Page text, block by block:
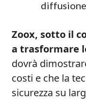
Zoox, sotto il
a trasformare
dovrà
costi e che la
sicurezza su